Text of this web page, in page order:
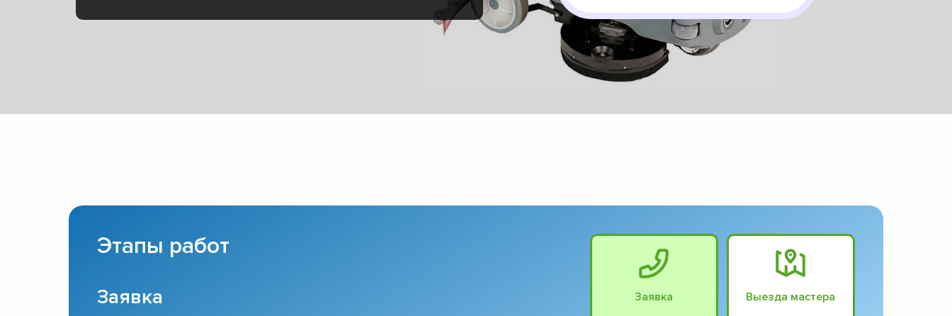
Этапы работ
Заявка Заявка Выезда мастера